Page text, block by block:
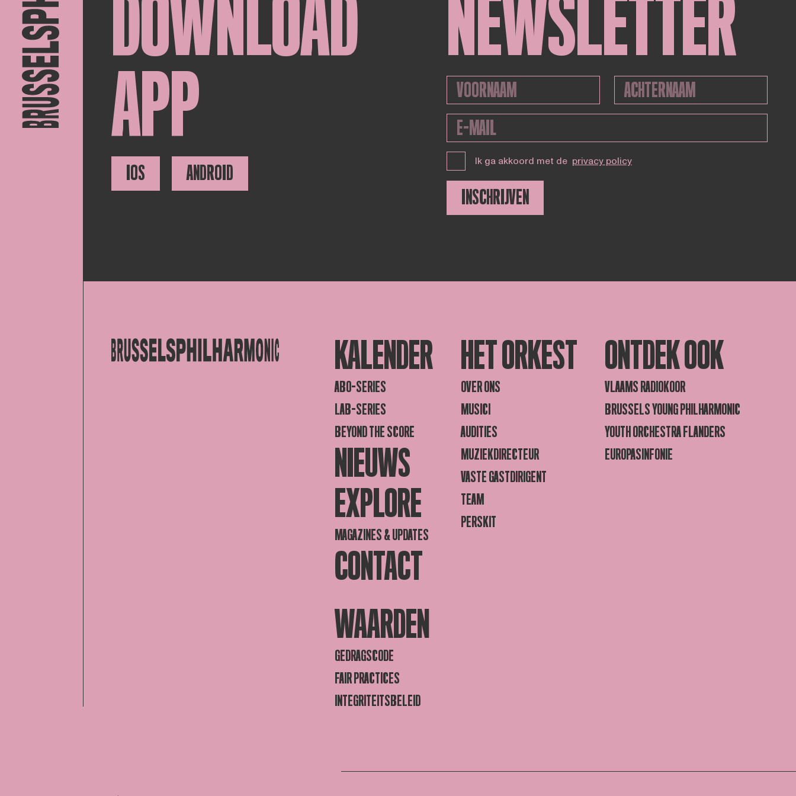
DOWNLOAD
APP
IOS ANDROID
NEWSLETTER
Ik ga akkoord met de privacy policy
INSCHRIJVEN
KALENDER
ABO-SERIES
LAB-SERIES
BEYOND THE SCORE
NIEUWS
EXPLORE
MAGAZINES & UPDATES
CONTACT
HET ORKEST
OVER ONS
MUSICI
AUDITIES
MUZIEKDIRECTEUR
VASTE GASTDIRIGENT
TEAM
PERSKIT
ONTDEK OOK
VLAAMS RADIOKOOR
BRUSSELS YOUNG PHILHARMONIC
YOUTH ORCHESTRA FLANDERS
EUROPASINFONIE
WAARDEN
GEDRAGSCODE
FAIR PRACTICES
INTEGRITEITSBELEID